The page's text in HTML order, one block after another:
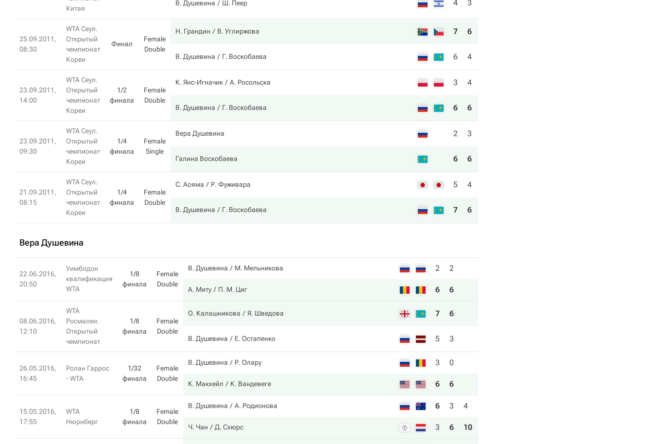
Китая
В. Душевина Ш. Пеер 4 3
25.09.2011,
08:30
WTA Сеул.
Открытый
чемпионат
Кореи
Финал
Female
Double
Н. Грандин В. Углиржова 7 6
В. Душевина Г. Воскобаева 6 4
23.09.2011,
14:00
WTA Сеул.
Открытый
чемпионат
Кореи
1/2
финала
Female
Double
К. Янс-Игначик А. Росольска 3 4
В. Душевина Г. Воскобаева 6 6
23.09.2011,
09:30
WTA Сеул.
Открытый
чемпионат
Кореи
1/4
финала
Female
Single
Вера Душевина 2 3
Галина Воскобаева 6 6
21.09.2011,
08:15
WTA Сеул.
Открытый
чемпионат
Кореи
1/4
финала
Female
Double
С. Аояма Р. Фуживара 5 4
В. Душевина Г. Воскобаева 7 6
Вера Душевина
22.06.2016,
20:50
Уимблдон
квалификация
WTA
1/8
финала
Female
Double
В. Душевина М. Мельникова 2 2
А. Миту П. М. Циг 6 6
08.06.2016,
12:10
WTA
Росмален.
Открытый
чемпионат
1/8
финала
Female
Double
О. Калашникова Я. Шведова 7 6
В. Душевина Е. Остапенко 5 3
26.05.2016,
16:45
Ролан Гаррос
- WTA
1/32
финала
Female
Double
В. Душевина Р. Олару 3 0
К. Макхейл К. Вандевеге 6 6
15.05.2016,
17:55
WTA
Нюрнберг
1/8
финала
Female
Double
В. Душевина А. Родионова 6 3 4
Ч. Чан Д. Схюрс 3 6 10